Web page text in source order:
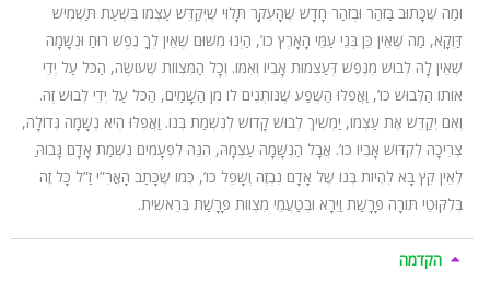
וּמַה שֶּׁכָּתוּב בַּזֹּהַר וּבְזֹהַר חָדָשׁ שֶׁהָעִקָּר תָּלוּי שֶׁיְּקַדֵּשׁ עַצְמוֹ בִּשְׁעַת תַּשְׁמִישׁ
דַּוְקָא, מַה שֶּׁאֵין כֵּן בְּנֵי עַמֵּי הָאָרֶץ כו’, הַיְנוּ מִשּׁוּם שֶׁאֵין לְךָ נֶפֶשׁ רוּחַ וּנְשָׁמָה
שֶׁאֵין לָהּ לְבוּשׁ מִנֶּפֶשׁ דְּעַצְמוּת אָבִיו וְאִמּוֹ. וְכָל הַמִּצְווֹת שֶׁעוֹשֶׂה, הַכֹּל עַל יְדֵי
אוֹתוֹ הַלְּבוּשׁ כו’, וַאֲפִלּוּ הַשֶּׁפַע שֶׁנּוֹתְנִים לוֹ מִן הַשָּׁמַיִם, הַכֹּל עַל יְדֵי לְבוּשׁ זֶה.
וְאִם יְקַדֵּשׁ אֶת עַצְמוֹ, יַמְשִׁיךְ לְבוּשׁ קָדוֹשׁ לְנִשְׁמַת בְּנוֹ. וַאֲפִלּוּ הִיא נְשָׁמָה גְּדוֹלָה,
צְרִיכָה לְקִדּוּשׁ אָבִיו כו’. אֲבָל הַנְּשָׁמָה עַצְמָהּ, הִנֵּה לִפְעָמִים נִשְׁמַת אָדָם גָּבוֹהַּ
לְאֵין קֵץ בָּא לִהְיוֹת בְּנוֹ שֶׁל אָדָם נִבְזֶה וְשָׁפֵל כו’, כְּמוֹ שֶׁכָּתַב הָאֲרִ”י זַ”ל כָּל זֶה
בְּלִקּוּטֵי תּוֹרָה פָּרָשַׁת וַיֵּרָא וּבְטַעֲמֵי מִצְווֹת פָּרָשַׁת בְּרֵאשִית.
הקדמה